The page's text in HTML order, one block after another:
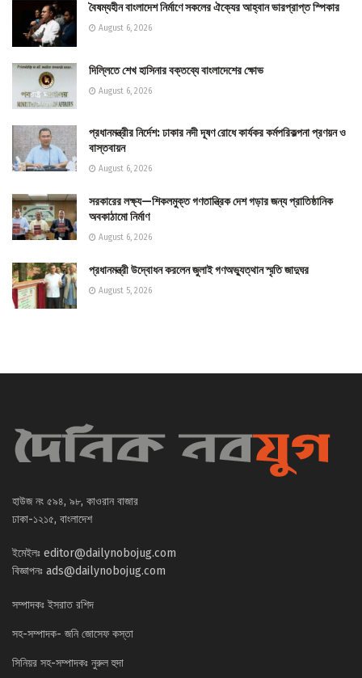
বৈষম্যহীন বাংলাদেশ নির্মাণে সকলের ঐক্যের আহ্বান ভারপ্রাপ্ত স্পিকার
August 6, 2026
দিল্লিতে শেখ হাসিনার বক্তব্যে বাংলাদেশের ক্ষোভ
August 6, 2026
প্রধানমন্ত্রীর নির্দেশ: ঢাকার নদী দূষণ রোধে কার্যকর কর্মপরিকল্পনা প্রণয়ন ও
বাস্তবায়ন
August 6, 2026
সরকারের লক্ষ্য—শিকলমুক্ত গণতান্ত্রিক দেশ গড়ার জন্য প্রাতিষ্ঠানিক
অবকাঠামো নির্মাণ
August 6, 2026
প্রধানমন্ত্রী উদ্বোধন করলেন জুলাই গণঅভ্যুত্থান স্মৃতি জাদুঘর
August 5, 2026
হাউজ নং ৫৯৪, ৯৮, কাওরান বাজার
ঢাকা-১২১৫, বাংলাদেশ
ইমেইলঃ editor@dailynobojug.com
বিজ্ঞাপনঃ ads@dailynobojug.com
সম্পাদকঃ ইসরাত রশিদ
সহ-সম্পাদক- জনি জোসেফ কস্তা
সিনিয়র সহ-সম্পাদকঃ নুরুল হুদা